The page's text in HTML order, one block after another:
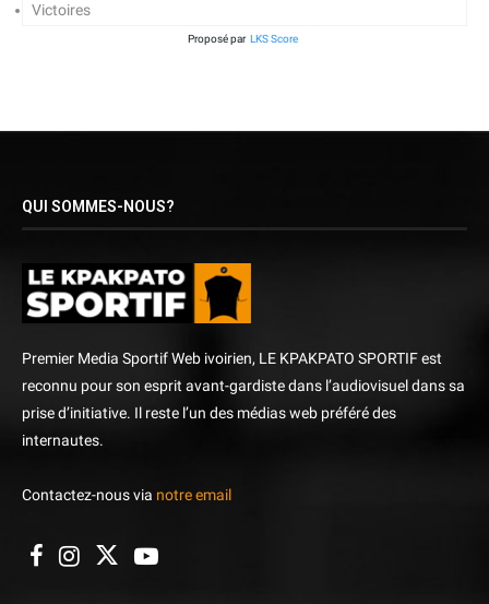
Victoires
Proposé par LKS Score
QUI SOMMES-NOUS?
Premier Media Sportif Web ivoirien, LE KPAKPATO SPORTIF est
reconnu pour son esprit avant-gardiste dans l’audiovisuel dans sa
prise d’initiative. Il reste l’un des médias web préféré des
internautes.
Contactez-nous via notre email